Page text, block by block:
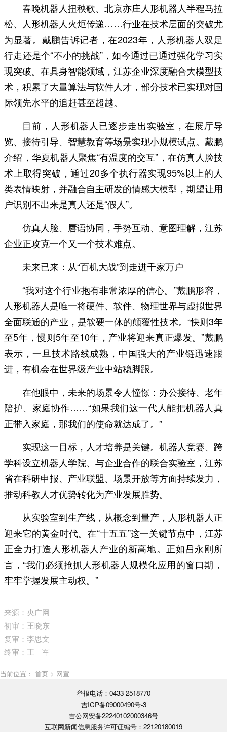
春晚机器人扭秧歌、北京亦庄人形机器人半程马拉
松、人形机器人火炬传递……行业在技术层面的突破尤
为显著。戴鹏告诉记者，在2023年，人形机器人双足
行走还是个“不小的挑战”，如今通过已通过强化学习实
现突破。在具身智能领域，江苏企业深度融合大模型技
术，积累了大量算法与软件人才，部分技术已实现对国
际领先水平的追赶甚至超越。
目前，人形机器人已逐步走出实验室，在展厅导
览、接待引导、智慧教育等场景实现小规模试点。戴鹏
介绍，华夏机器人聚焦“有温度的交互”，在仿真人脸技
术上取得突破，通过20多个执行器实现95%以上的人
类表情映射，并融合自主研发的情感大模型，期望让用
户识别不出来是真人还是“假人”。
仿真人脸、唇语协同，手势互动、意图理解，江苏
企业正攻克一个又一个技术难点。
未来已来：从“百机大战”到走进千家万户
“我对这个行业抱有非常浓厚的信心。”戴鹏形容，
人形机器人是唯一将硬件、软件、物理世界与虚拟世界
全面联通的产业，是软硬一体的颠覆性技术。“快则3年
至5年，慢则5年至10年，产业将迎来真正爆发。”戴鹏
表示，一旦技术路线成熟，中国强大的产业链迅速跟
进，有机会在世界级产业中站稳脚跟。
在他眼中，未来的场景令人憧憬：办公接待、老年
陪护、家庭协作……“如果我们这一代人能把机器人真
正带入家庭，那我们的使命就达成了。”
实现这一目标，人才培养是关键。机器人竞赛、跨
学科设立机器人学院、与企业合作的联合实验室，江苏
省在科研申报、产业联盟、场景开放等方面持续发力，
推动科教人才优势转化为产业发展胜势。
从实验室到生产线，从概念到量产，人形机器人正
迎来它的黄金时代。在“十五五”这一关键节点中，江苏
正全力打造人形机器人产业的新高地。正如吕永刚所
言，“我们必须抢抓人形机器人规模化应用的窗口期，
牢牢掌握发展主动权。”
来源：央广网
初审：王晓东
复审：李思文
终审：王 军
当前位置： 首页 > 网宣
举报电话：0433-2518770
吉ICP备09000490号-3
吉公网安备22240102000346号
互联网新闻信息服务许可证编号：22120180019